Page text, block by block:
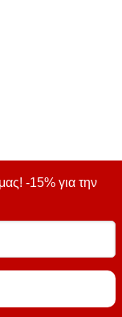
-15% για την